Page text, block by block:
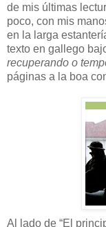
de mis últimas
poco, con mis
en la larga
texto en gallego
recuperando o
páginas a la boa
Al lado de “El